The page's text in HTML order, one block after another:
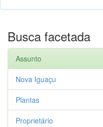
Busca facetada
Assunto
Nova Iguaçu
Plantas
Proprietário